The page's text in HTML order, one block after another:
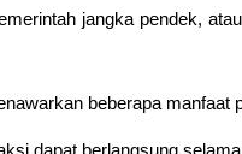
jangka pendek,
beberapa manfaat
dapat berlangsung